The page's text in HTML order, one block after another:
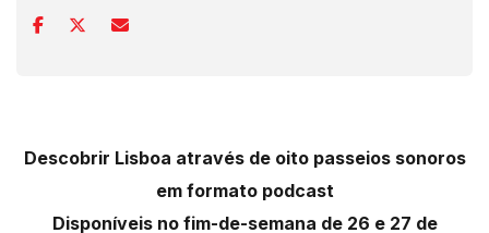
Descobrir Lisboa através de oito passeios sonoros
em formato podcast
Disponíveis no fim-de-semana de 26 e 27 de